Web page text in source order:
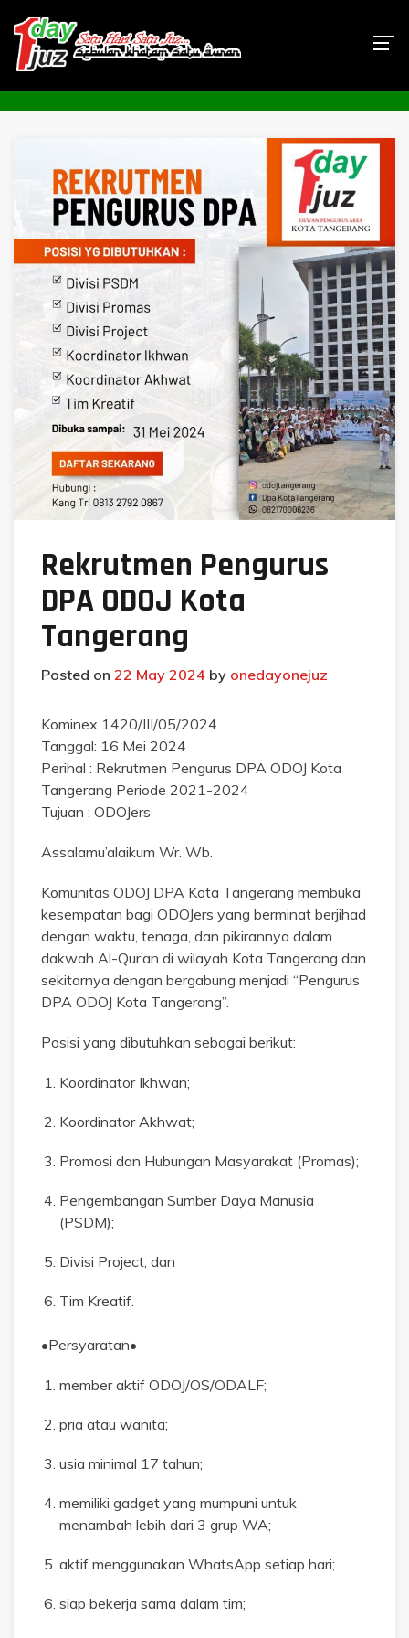
Rekrutmen Pengurus
DPA ODOJ Kota
Tangerang
Posted on 22 May 2024 by onedayonejuz
Kominex 1420/III/05/2024
Tanggal: 16 Mei 2024
Perihal : Rekrutmen Pengurus DPA ODOJ Kota
Tangerang Periode 2021-2024
Tujuan : ODOJers
Assalamu’alaikum Wr. Wb.
Komunitas ODOJ DPA Kota Tangerang membuka
kesempatan bagi ODOJers yang berminat berjihad
dengan waktu, tenaga, dan pikirannya dalam
dakwah Al-Qur’an di wilayah Kota Tangerang dan
sekitarnya dengan bergabung menjadi “Pengurus
DPA ODOJ Kota Tangerang”.
Posisi yang dibutuhkan sebagai berikut:
Koordinator Ikhwan;
⁠Koordinator Akhwat;
⁠Promosi dan Hubungan Masyarakat (Promas);
⁠Pengembangan Sumber Daya Manusia
(PSDM);
⁠Divisi Project; dan
⁠Tim Kreatif.
•Persyaratan•
member aktif ODOJ/OS/ODALF;
pria atau wanita;
usia minimal 17 tahun;
memiliki gadget yang mumpuni untuk
menambah lebih dari 3 grup WA;
aktif menggunakan WhatsApp setiap hari;
siap bekerja sama dalam tim;